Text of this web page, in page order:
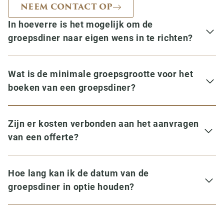
NEEM CONTACT OP
In hoeverre is het mogelijk om de
groepsdiner naar eigen wens in te richten?
Wat is de minimale groepsgrootte voor het
boeken van een groepsdiner?
Zijn er kosten verbonden aan het aanvragen
van een offerte?
Hoe lang kan ik de datum van de
groepsdiner in optie houden?